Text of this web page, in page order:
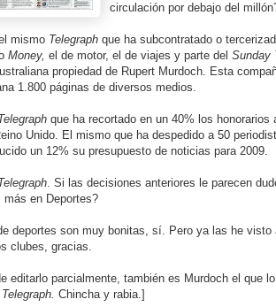
circulación por debajo del
mismo Telegraph que ha subcontratado o
Money, el de motor, el de viajes y parte del Sunday
propiedad de Rupert Murdoch. Esta
1.800 páginas de diversos medios.
que ha recortado en un 40% los honorarios
Unido. El mismo que ha despedido a 50
un 12% su presupuesto de noticias para 2009.
. Si las decisiones anteriores le parecen
más en Deportes?
deportes son muy bonitas, sí. Pero ya las he
clubes, gracias.
editarlo parcialmente, también es Murdoch el que
Telegraph. Chincha y rabia.]